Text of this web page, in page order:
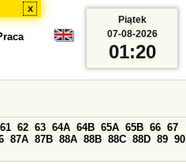
x
61 62 63 64A 64B 65A 65B 66 67
87A 87B 88A 88B 88C 88D 89 90
Piątek
07-08-2026
01:20